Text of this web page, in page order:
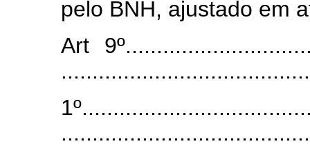
pelo BNH, ajustado em
Art